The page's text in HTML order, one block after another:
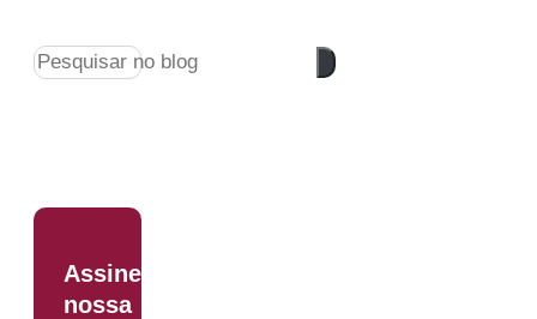
Pesquisar
Assine
nossa